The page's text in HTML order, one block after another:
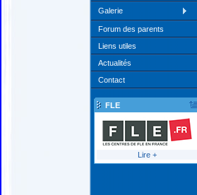
Galerie
Forum des parents
Liens utiles
Actualités
Contact
FLE
Lire +